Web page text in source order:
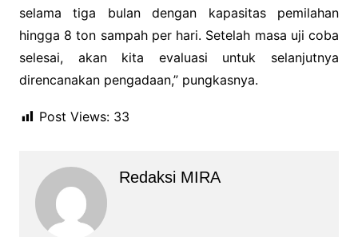
selama tiga bulan dengan kapasitas pemilahan
hingga 8 ton sampah per hari. Setelah masa uji coba
selesai, akan kita evaluasi untuk selanjutnya
direncanakan pengadaan,” pungkasnya.
Post Views: 33
Redaksi MIRA